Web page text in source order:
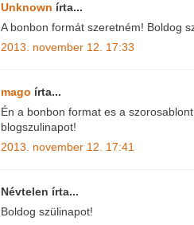
Unknown írta...
A bonbon formát szeretném! Boldog
2013. november 12. 17:33
mago írta...
Én a bonbon format es a
blogszulinapot!
2013. november 12. 17:41
Névtelen írta...
Boldog szülinapot!